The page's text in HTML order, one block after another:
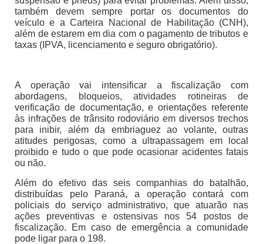
também devem sempre portar os documentos do
veículo e a Carteira Nacional de Habilitação (CNH),
além de estarem em dia com o pagamento de tributos e
taxas (IPVA, licenciamento e seguro obrigatório).
A operação vai intensificar a fiscalização com
abordagens, bloqueios, atividades rotineiras de
verificação de documentação, e orientações referente
às infrações de trânsito rodoviário em diversos trechos
para inibir, além da embriaguez ao volante, outras
atitudes perigosas, como a ultrapassagem em local
proibido e tudo o que pode ocasionar acidentes fatais
ou não.
Além do efetivo das seis companhias do batalhão,
distribuídas pelo Paraná, a operação contará com
policiais do serviço administrativo, que atuarão nas
ações preventivas e ostensivas nos 54 postos de
fiscalização. Em caso de emergência a comunidade
pode ligar para o 198.